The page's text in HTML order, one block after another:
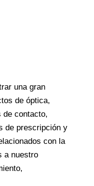
una gran
de óptica,
de contacto,
de prescripción y
con la
a nuestro